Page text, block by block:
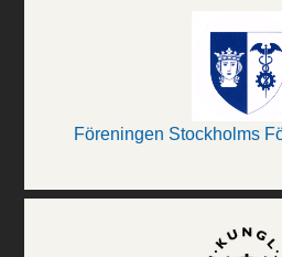
Föreningen Stockholms